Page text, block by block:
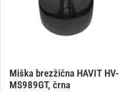
Miška brezžična HAVIT HV-
MS989GT, črna